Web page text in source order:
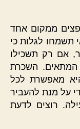
ממקום אחד
תשמחו לגלות כי
אם רק תשכילו
השכרת
מאפשרת לכל
על מנת להעביר
רוצים לדעת